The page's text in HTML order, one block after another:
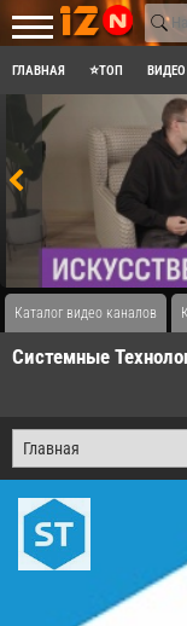
ГЛАВНАЯ ⭐ТОП ВИДЕО
Каталог видео каналов
Системные